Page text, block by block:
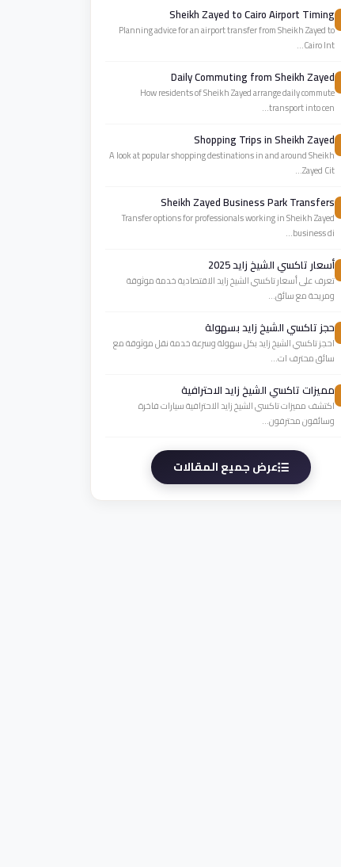
Sheikh Zayed to Cairo Airport Timing
Planning advice for an airport transfer from Sheikh Zayed to
Cairo Int...
Daily Commuting from Sheikh Zayed
How residents of Sheikh Zayed arrange daily commute
transport into cen...
Shopping Trips in Sheikh Zayed
A look at popular shopping destinations in and around Sheikh
Zayed Cit...
Sheikh Zayed Business Park Transfers
Transfer options for professionals working in Sheikh Zayed
business di...
أسعار تاكسي الشيخ زايد 2025
تعرف على أسعار تاكسي الشيخ زايد الاقتصادية خدمة موثوقة
ومريحة مع سائق...
حجز تاكسي الشيخ زايد بسهولة
احجز تاكسي الشيخ زايد بكل سهولة وسرعة خدمة نقل موثوقة مع
سائق محترف ات...
مميزات تاكسي الشيخ زايد الاحترافية
اكتشف مميزات تاكسي الشيخ زايد الاحترافية سيارات فاخرة
وسائقون محترفون...
عرض جميع المقالات